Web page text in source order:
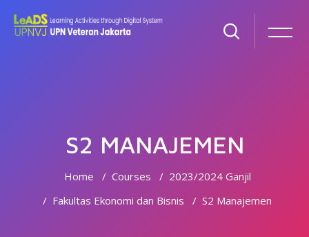
S2 MANAJEMEN
Home Courses
2023/2024 Ganjil
Fakultas Ekonomi dan Bisnis
S2 Manajemen